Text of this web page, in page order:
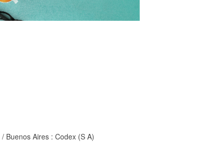
/ Buenos Aires : Codex (S A)